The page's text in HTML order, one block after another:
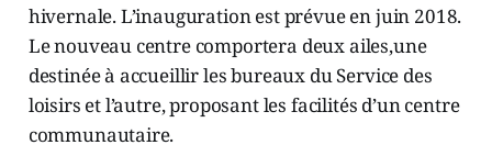
hivernale. L’inauguration est prévue en juin 2018.
Le nouveau centre comportera deux ailes,une
destinée à accueillir les bureaux du Service des
loisirs et l’autre, proposant les facilités d’un centre
communautaire.